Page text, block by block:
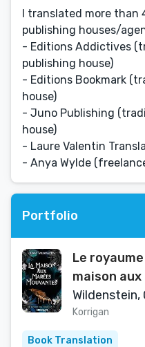
I translated more than
publishing houses/
- Editions Addictives
publishing house)
- Editions Bookmark
house)
- Juno Publishing
house)
- Laure Valentin
- Anya Wylde
Portfolio
Le
maison
(French
Wildenstein,
Korrigan
Book Translation